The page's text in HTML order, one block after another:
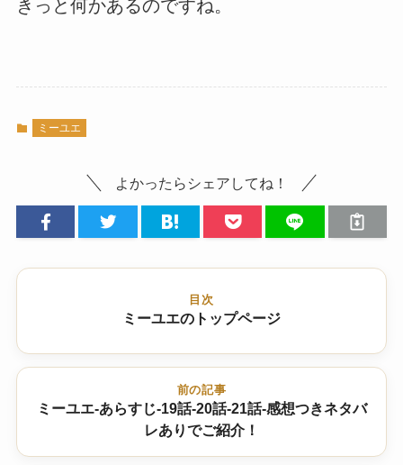
きっと何かあるのですね。
ミーユエ
よかったらシェアしてね！
目次
ミーユエのトップページ
前の記事
ミーユエ-あらすじ-19話-20話-21話-感想つきネタバ
レありでご紹介！